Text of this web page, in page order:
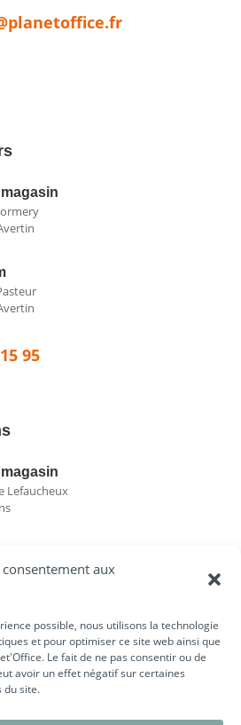
consentement aux
possible, nous utilisons la technologie
et pour optimiser ce site web ainsi que
Le fait de ne pas consentir ou de
avoir un effet négatif sur certaines
du site.
95
Lefaucheux
Lefaucheux
75